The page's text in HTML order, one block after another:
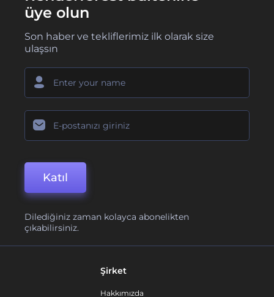
üye olun
Son haber ve tekliflerimiz ilk olarak size
ulaşsın
Katıl
Dilediğiniz zaman kolayca abonelikten
çıkabilirsiniz.
Şirket
Hakkımızda